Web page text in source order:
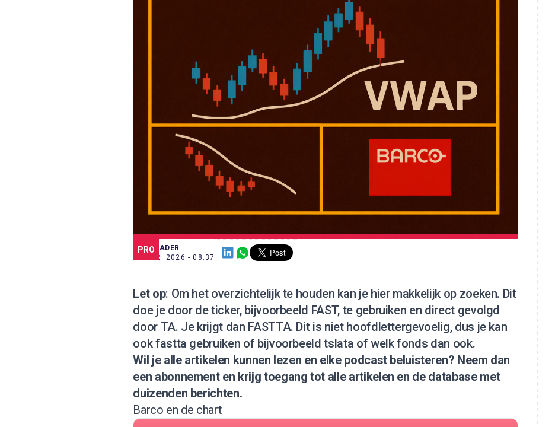
PRO
SCE TRADER
20 APR. 2026 - 08:37
Let op: Om het overzichtelijk te houden kan je hier makkelijk op zoeken. Dit
doe je door de ticker, bijvoorbeeld FAST, te gebruiken en direct gevolgd
door TA. Je krijgt dan FASTTA. Dit is niet hoofdlettergevoelig, dus je kan
ook fastta gebruiken of bijvoorbeeld tslata of welk fonds dan ook.
Wil je alle artikelen kunnen lezen en elke podcast beluisteren? Neem dan
een abonnementen krijg toegang tot alle artikelen en de database met
duizenden berichten.
Barco en de chart